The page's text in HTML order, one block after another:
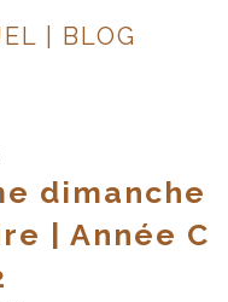
| BLOG
dimanche
| Année C